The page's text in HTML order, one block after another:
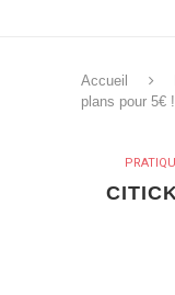
Accueil
plans pour 5€ !